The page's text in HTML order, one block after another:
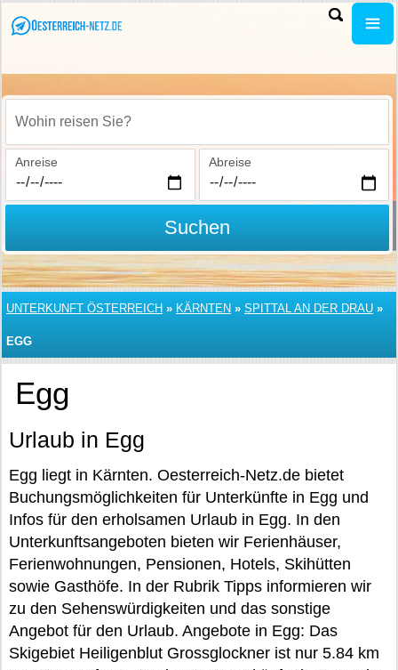
Wohin reisen Sie?
Anreise Abreise
Suchen
UNTERKUNFT ÖSTERREICH » KÄRNTEN » SPITTAL AN DER DRAU »
EGG
Egg
Urlaub in Egg
Egg liegt in Kärnten. Oesterreich-Netz.de bietet
Buchungsmöglichkeiten für Unterkünfte in Egg und
Infos für den erholsamen Urlaub in Egg. In den
Unterkunftsangeboten bieten wir Ferienhäuser,
Ferienwohnungen, Pensionen, Hotels, Skihütten
sowie Gasthöfe. In der Rubrik Tipps informieren wir
zu den Sehenswürdigkeiten und das sonstige
Angebot für den Urlaub. Angebote in Egg: Das
Skigebiet Heiligenblut Grossglockner ist nur 5.84 km